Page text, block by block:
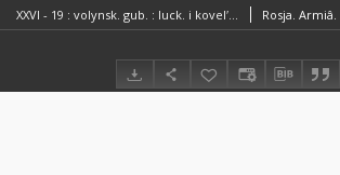
XXVI - 19 : volynsk. gub. : luck. i kovelʹsk. uězd.